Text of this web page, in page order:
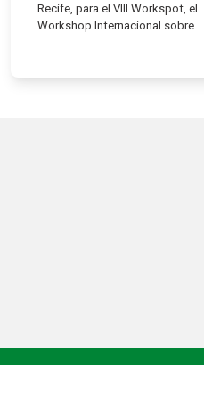
Recife, para el VIII Workspot, el
Workshop Internacional sobre…